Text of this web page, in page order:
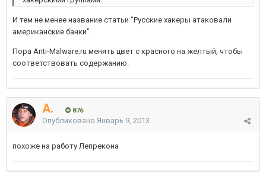
И тем не менее название статьи "Русские хакеры атаковали
американские банки".
Пора Anti-Malware.ru менять цвет с красного на желтый, чтобы
соответствовать содержанию.
A. 876
Опубликовано Январь 9, 2013
похоже на работу Лепрекона